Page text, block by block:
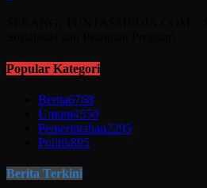
Popular Kategori
Berita6768
Umum4550
Pemerintahan2295
Politik895
Berita Terkini